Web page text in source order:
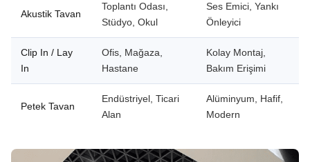
Akustik Tavan
Toplantı Odası,
Stüdyo, Okul
Ses Emici, Yankı
Önleyici
Clip In / Lay
In
Ofis, Mağaza,
Hastane
Kolay Montaj,
Bakım Erişimi
Petek Tavan
Endüstriyel, Ticari
Alan
Alüminyum, Hafif,
Modern